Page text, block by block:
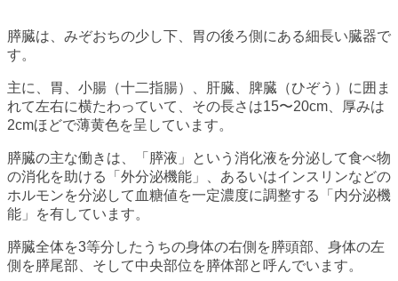
膵臓は、みぞおちの少し下、胃の後ろ側にある細長い臓器で
す。
主に、胃、小腸（十二指腸）、肝臓、脾臓（ひぞう）に囲ま
れて左右に横たわっていて、その長さは15〜20cm、厚みは
2cmほどで薄黄色を呈しています。
膵臓の主な働きは、「膵液」という消化液を分泌して食べ物
の消化を助ける「外分泌機能」、あるいはインスリンなどの
ホルモンを分泌して血糖値を一定濃度に調整する「内分泌機
能」を有しています。
膵臓全体を3等分したうちの身体の右側を膵頭部、身体の左
側を膵尾部、そして中央部位を膵体部と呼んでいます。